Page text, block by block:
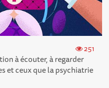
251
à écouter, à regarder
et ceux que la psychiatrie